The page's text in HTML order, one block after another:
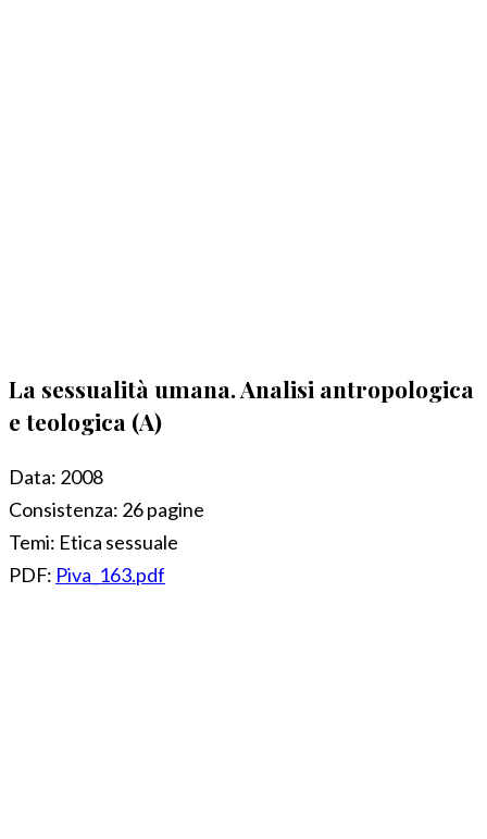
La sessualità umana. Analisi antropologica
e teologica (A)
Data: 2008
Consistenza: 26 pagine
Temi: Etica sessuale
PDF: Piva_163.pdf